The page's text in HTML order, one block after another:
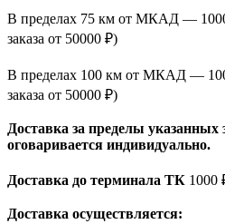
В пределах 75 км от МКАД —
заказа от 50000 ₽)
В пределах 100 км от МКАД —
заказа от 50000 ₽)
Доставка за пределы указанных
оговаривается индивидуально.
Доставка до терминала ТК 1000
Доставка осуществляется: